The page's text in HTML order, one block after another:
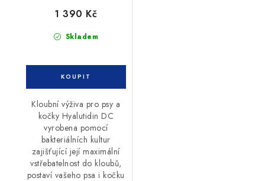
Skladem
1 390 Kč
Kloubní výživa pro psy a
kočky Hyalutidin DC
vyrobena pomocí
bakteriálních kultur
zajišťující její maximální
vstřebatelnost do kloubů,
postaví vašeho psa i kočku